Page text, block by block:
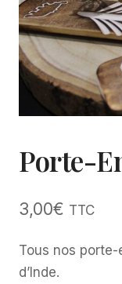
Porte-
3,00€ TTC
Tous nos
d’Inde.